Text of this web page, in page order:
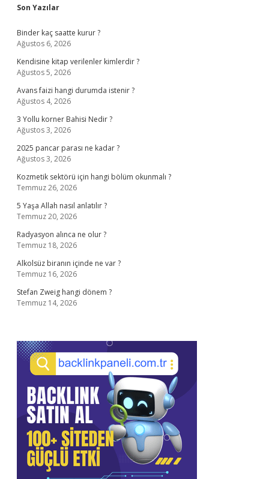
Sidebar
Son Yazılar
Binder kaç saatte kurur ?
Ağustos 6, 2026
Kendisine kitap verilenler kimlerdir ?
Ağustos 5, 2026
Avans faizi hangi durumda istenir ?
Ağustos 4, 2026
3 Yollu korner Bahisi Nedir ?
Ağustos 3, 2026
2025 pancar parası ne kadar ?
Ağustos 3, 2026
Kozmetik sektörü için hangi bölüm okunmalı ?
Temmuz 26, 2026
5 Yaşa Allah nasıl anlatılır ?
Temmuz 20, 2026
Radyasyon alınca ne olur ?
Temmuz 18, 2026
Alkolsüz biranın içinde ne var ?
Temmuz 16, 2026
Stefan Zweig hangi dönem ?
Temmuz 14, 2026